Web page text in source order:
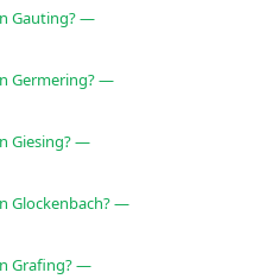
Gauting? —
Germering? —
Giesing? —
Glockenbach? —
Grafing? —